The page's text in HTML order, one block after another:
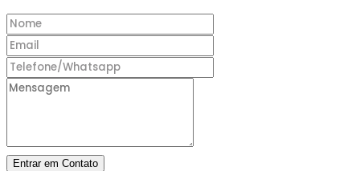
Entrar em Contato